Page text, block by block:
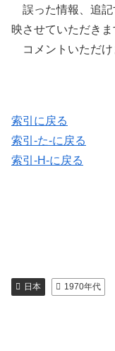
誤った情報、追記
映させていただき
コメントいただけ
索引に戻る
索引-た-に戻る
索引-H-に戻る
日本 1970年代